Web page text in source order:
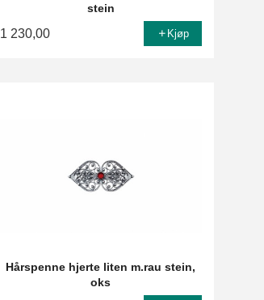
stein
1 230,00 Kjøp
Hårspenne hjerte liten m.rau stein,
oks